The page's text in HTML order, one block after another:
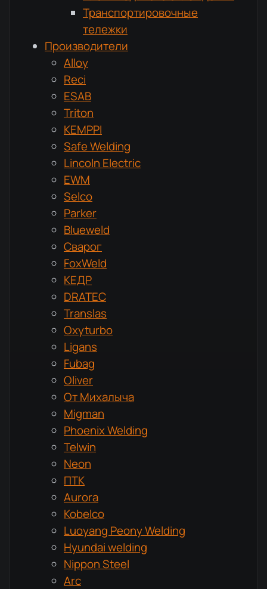
Транспортировочные
тележки
Производители
Alloy
Reci
ESAB
Triton
KEMPPI
Safe Welding
Lincoln Electric
EWM
Selco
Parker
Blueweld
Сварог
FoxWeld
КЕДР
DRATEC
Translas
Oxyturbo
Ligans
Fubag
Oliver
От Михалыча
Migman
Phoenix Welding
Telwin
Neon
ПТК
Aurora
Kobelco
Luoyang Peony Welding
Hyundai welding
Nippon Steel
Arc